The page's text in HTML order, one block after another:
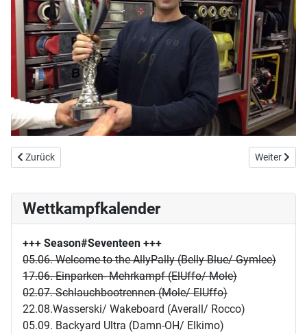
Vorheriger Beitrag: Showdown Remote Cars
Zurück Nächster
Weiter
Wettkampfkalender
+++ Season#Seventeen +++
05.06. Welcome to the AllyPally (Belly Blue/ Gymlee)
17.06. Einparken- Mehrkampf (ElUffo/ Mole)
02.07. Schlauchbootrennen (Mole/ ElUffo)
22.08.Wasserski/ Wakeboard (Averall/ Rocco)
05.09. Backyard Ultra (Damn-OH/ Elkimo)